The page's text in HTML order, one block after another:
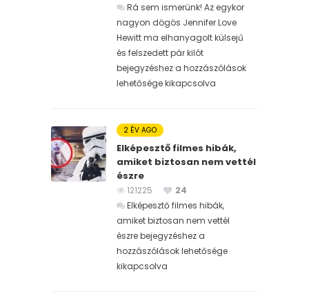
Rá sem ismerünk! Az egykor
nagyon dögös Jennifer Love
Hewitt ma elhanyagolt külsejű
és felszedett pár kilót
bejegyzéshez a hozzászólások
lehetősége kikapcsolva
2 ÉV AGO
Elképesztő filmes hibák,
amiket biztosan nem vettél
észre
121225
24
Elképesztő filmes hibák,
amiket biztosan nem vettél
észre bejegyzéshez a
hozzászólások lehetősége
kikapcsolva